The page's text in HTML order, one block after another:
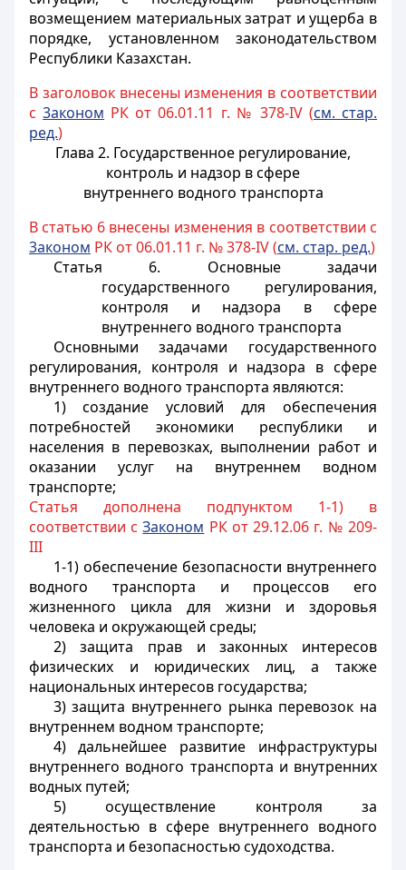
возмещением материальных затрат и ущерба в
порядке, установленном законодательством
Республики Казахстан.
В заголовок внесены изменения в соответствии
с3аконом РК от 06.01.11 г. № 378-IV (см. стар.
ред.)
Глава 2. Государственное регулирование,
контроль и надзор в сфере
внутреннего водного транспорта
В статью 6 внесены изменения в соответствии с
3аконом РК от 06.01.11 г. № 378-IV (см. стар. ред.)
Статья 6. Основные задачи
государственного регулирования,
контроля и надзора в сфере
внутреннего водного транспорта
Основными задачами государственного
регулирования, контроля и надзора в сфере
внутреннего водного транспорта являются:
1) создание условий для обеспечения
потребностей экономики республики и
населения в перевозках, выполнении работ и
оказании услуг на внутреннем водном
транспорте;
Статья дополнена подпунктом 1-1) в
соответствии сЗаконом РК от 29.12.06 г. № 209-
III
1-1) обеспечение безопасности внутреннего
водного транспорта и процессов его
жизненного цикла для жизни и здоровья
человека и окружающей среды;
2) защита прав и законных интересов
физических и юридических лиц, а также
национальных интересов государства;
3) защита внутреннего рынка перевозок на
внутреннем водном транспорте;
4) дальнейшее развитие инфраструктуры
внутреннего водного транспорта и внутренних
водных путей;
5) осуществление контроля за
деятельностью в сфере внутреннего водного
транспорта и безопасностью судоходства.